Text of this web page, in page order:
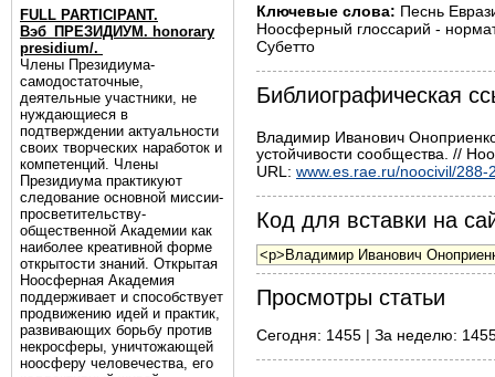
FULL PARTICIPANT.
Вэб_ПРЕЗИДИУМ. honorary
presidium/.
Члены Президиума-
самодостаточные,
деятельные участники, не
нуждающиеся в
подтверждении актуальности
своих творческих наработок и
компетенций. Члены
Президиума практикуют
следование основной миссии-
просветительству-
общественной Академии как
наиболее креативной форме
открытости знаний. Открытая
Ноосферная Академия
поддерживает и способствует
продвижению идей и практик,
развивающих борьбу против
некросферы, уничтожающей
ноосферу человечества, его
Ключевые слова: Песнь
Ноосферный глоссарий -
Субетто
Библиографическая
Владимир Иванович
устойчивости сообщества. //
URL: www.es.rae.ru/noocivil/288-
Код для вставки на
Просмотры статьи
Сегодня: 1455 | За неделю: